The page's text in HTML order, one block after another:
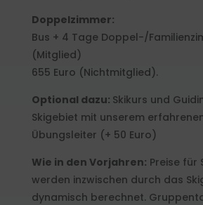
Doppelzimmer:
Bus + 4 Tage Doppel-/
(Mitglied)
655 Euro (Nichtmitglied).
Optional dazu: Skikurs und
Skigebiet mit unserem
Übungsleiter (+ 50 Euro)
Wie in den Vorjahren: Preise für
werden inzwischen durch das
dynamisch berechnet.